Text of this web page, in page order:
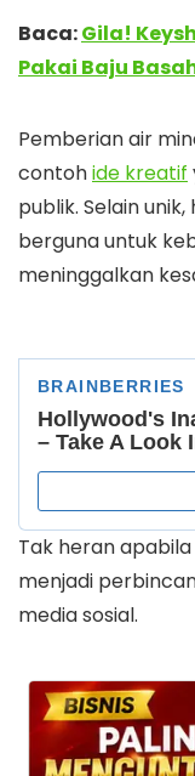
Baca:Gila!
Pakai Baju
Pemberian air
contohide kreatif
publik. Selain
berguna untuk
meninggalkan
Tak heran
menjadi
media sosial.